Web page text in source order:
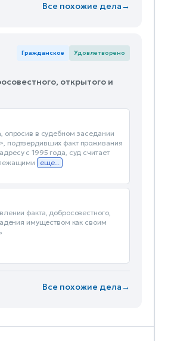
Все похожие дела→
Гражданское Удовлетворено
открытого и
в судебном заседании
факт проживания
с 1995 года, суд считает
еще...
факта, добросовестного,
имуществом как своим
Все похожие дела→